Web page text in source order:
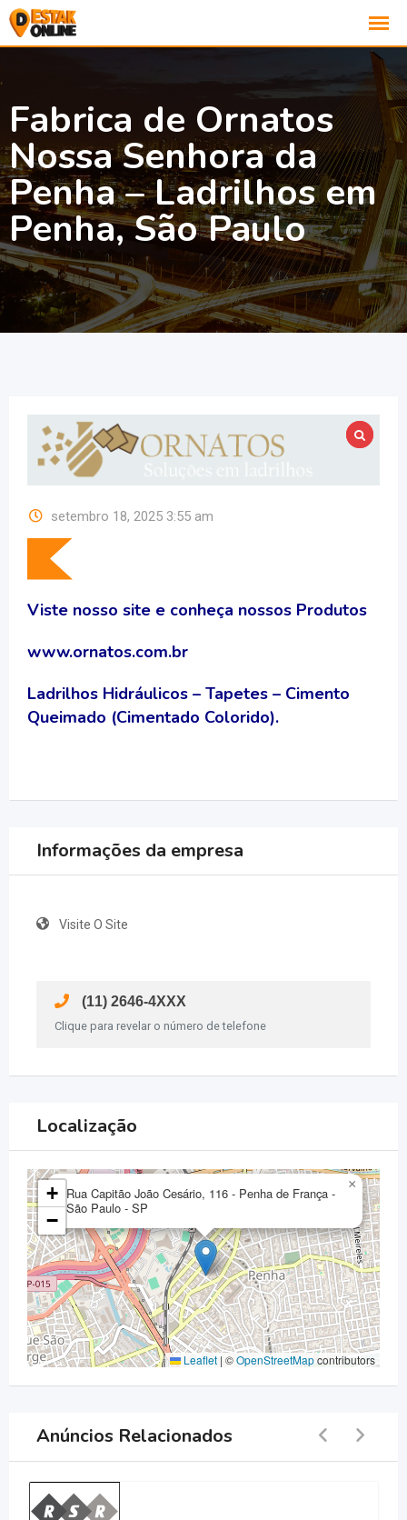
Fabrica de Ornatos
Nossa Senhora da
Penha – Ladrilhos em
Penha, São Paulo
setembro 18, 2025 3:55 am
Viste nosso site e conheça nossos Produtos
www.ornatos.com.br
Ladrilhos Hidráulicos – Tapetes – Cimento
Queimado (Cimentado Colorido).
Informações da empresa
Visite O Site
(11) 2646-4XXX
Clique para revelar o número de telefone
Localização
Rua Capitão João Cesário, 116 - Penha de França -
São Paulo - SP
×
+
−
Leaflet | ©OpenStreetMapcontributors
Anúncios Relacionados